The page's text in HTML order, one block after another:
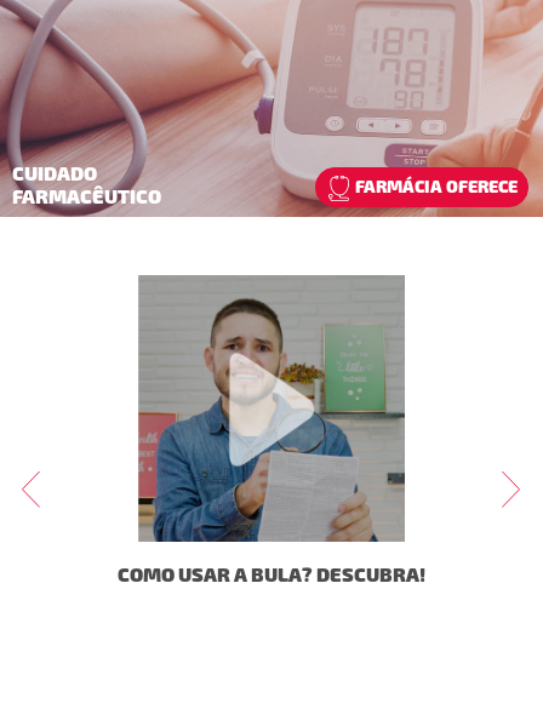
CUIDADO
FARMACÊUTICO
FARMÁCIA OFERECE
COMO USAR A BULA? DESCUBRA!